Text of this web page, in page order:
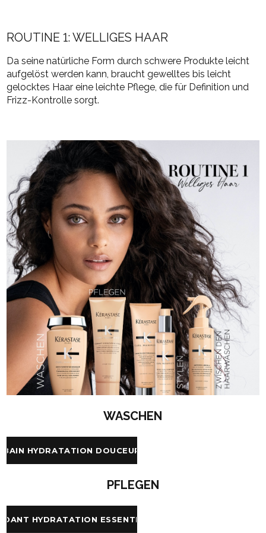
ROUTINE 1: WELLIGES HAAR
Da seine natürliche Form durch schwere Produkte leicht
aufgelöst werden kann, braucht gewelltes bis leicht
gelocktes Haar eine leichte Pflege, die für Definition und
Frizz-Kontrolle sorgt.
WASCHEN
BAIN HYDRATATION DOUCEUR
PFLEGEN
HYDRATATION ESSENTIELLE